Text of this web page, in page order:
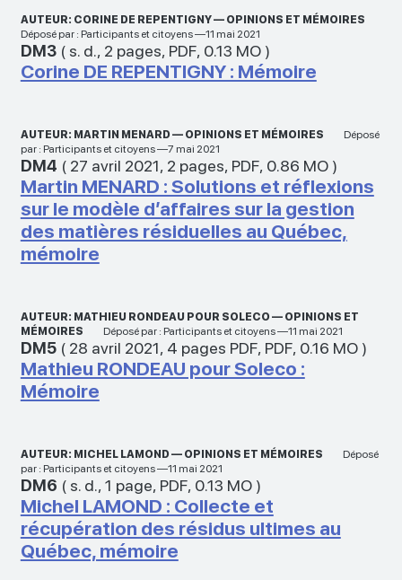
AUTEUR: CORINE DE REPENTIGNY — OPINIONS ET MÉMOIRES
Déposé par : Participants et citoyens —11 mai 2021
DM3( s. d., 2 pages, PDF, 0.13 MO)
Corine DE REPENTIGNY : Mémoire
AUTEUR: MARTIN MENARD — OPINIONS ET MÉMOIRES
Déposé
par : Participants et citoyens —7 mai 2021
DM4 ( 27 avril 2021, 2 pages, PDF, 0.86 MO)
Martin MENARD : Solutions et réflexions
sur le modèle d’affaires sur la gestion
des matières résiduelles au Québec,
mémoire
AUTEUR: MATHIEU RONDEAU POUR SOLECO — OPINIONS ET
MÉMOIRES
Déposé par : Participants et citoyens —11 mai 2021
DM5( 28 avril 2021, 4 pages PDF, PDF, 0.16 MO)
Mathieu RONDEAU pour Soleco :
Mémoire
AUTEUR: MICHEL LAMOND — OPINIONS ET MÉMOIRES
Déposé
par : Participants et citoyens —11 mai 2021
DM6 ( s. d., 1 page, PDF, 0.13 MO)
Michel LAMOND : Collecte et
récupération des résidus ultimes au
Québec, mémoire